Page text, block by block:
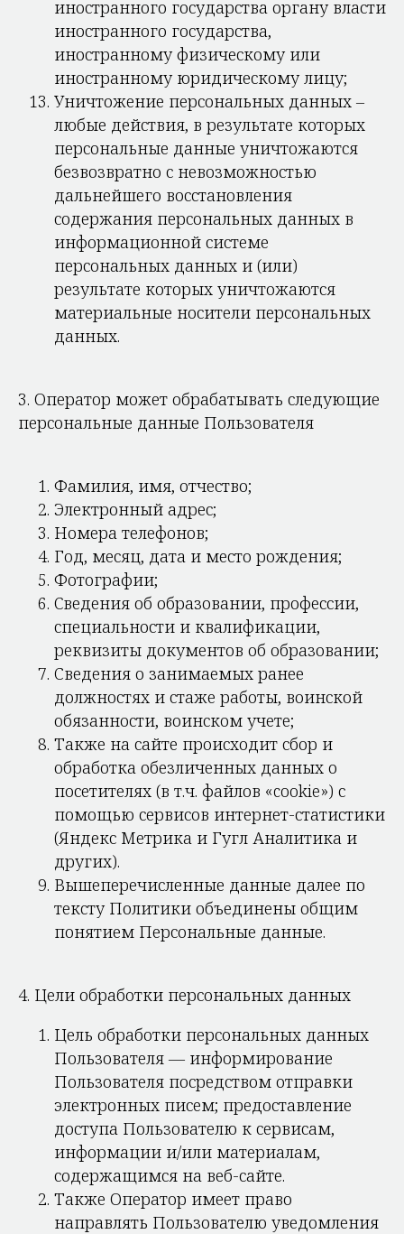
иностранного государства органу власти
иностранного государства,
иностранному физическому или
иностранному юридическому лицу;
Уничтожение персональных данных –
любые действия, в результате которых
персональные данные уничтожаются
безвозвратно с невозможностью
дальнейшего восстановления
содержания персональных данных в
информационной системе
персональных данных и (или)
результате которых уничтожаются
материальные носители персональных
данных.
3. Оператор может обрабатывать следующие
персональные данные Пользователя
Фамилия, имя, отчество;
Электронный адрес;
Номера телефонов;
Год, месяц, дата и место рождения;
Фотографии;
Сведения об образовании, профессии,
специальности и квалификации,
реквизиты документов об образовании;
Cведения о занимаемых ранее
должностях и стаже работы, воинской
обязанности, воинском учете;
Также на сайте происходит сбор и
обработка обезличенных данных о
посетителях (в т.ч. файлов «cookie») с
помощью сервисов интернет-статистики
(Яндекс Метрика и Гугл Аналитика и
других).
Вышеперечисленные данные далее по
тексту Политики объединены общим
понятием Персональные данные.
4. Цели обработки персональных данных
Цель обработки персональных данных
Пользователя — информирование
Пользователя посредством отправки
электронных писем; предоставление
доступа Пользователю к сервисам,
информации и/или материалам,
содержащимся на веб-сайте.
Также Оператор имеет право
направлять Пользователю уведомления